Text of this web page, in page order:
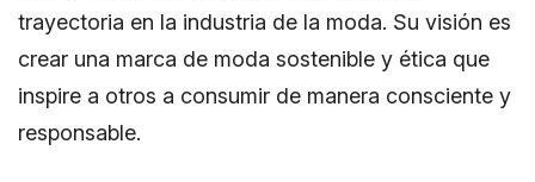
trayectoria en la industria de la moda. Su visión es
crear una marca de moda sostenible y ética que
inspire a otros a consumir de manera consciente y
responsable.